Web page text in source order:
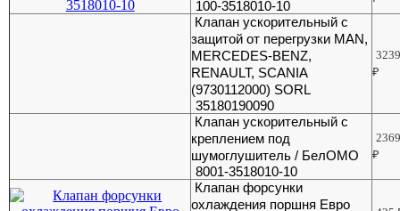
100-3518010-10
Клапан ускорительный с
защитой от перегрузки MAN,
MERCEDES-BENZ,
RENAULT, SCANIA
(9730112000) SORL
35180190090
₽
Клапан ускорительный с
креплением под
шумоглушитель / БелОМО
8001-3518010-10
₽
Клапан форсунки
охлаждения поршня Евро